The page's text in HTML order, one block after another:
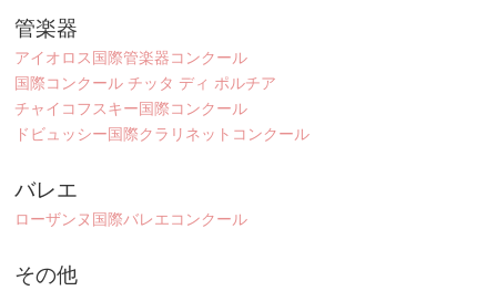
管楽器
アイオロス国際管楽器コンクール
国際コンクール チッタ ディ ポルチア
チャイコフスキー国際コンクール
ドビュッシー国際クラリネットコンクール
バレエ
ローザンヌ国際バレエコンクール
その他